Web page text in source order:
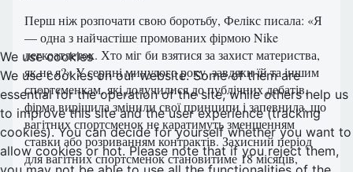
Перш ніж розпочати свою боротьбу, Фелікс писала: «Я
— одна з найчастіше промованих фірмою Nike
легкоатлеток. Хто міг би взятися за захист материства,
як не я?» У серпні минулого року, завдяки їй та іншим
спортсменкам, які долучилися до публічних дебатів,
фірма вирішила змінили свої принципи і запевнила, що
вагітних спортсменок не каратимуть зменшенням
ставки або розриванням контрактів. Захисний період
для вагітних спортсменок становитиме 18 місяців,
We use cookies
We use cookies on our website. Some of them are
essential for the operation of the site, while others help us
to improve this site and the user experience (tracking
cookies). You can decide for yourself whether you want to
allow cookies or not. Please note that if you reject them,